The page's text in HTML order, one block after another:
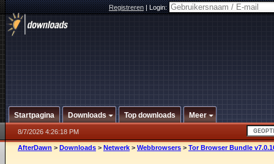
Registreren|Login:
Startpagina Downloads Top downloads Meer
8/7/2026 4:26:18 PM
AfterDawn > Downloads > Netwerk > Webbrowsers > Tor Browser Bundle